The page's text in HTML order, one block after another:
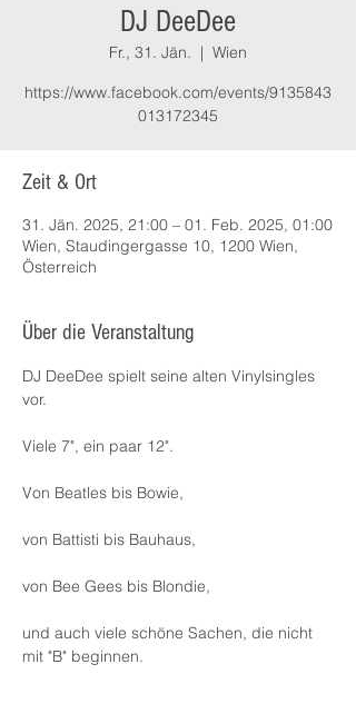
DJ DeeDee
Fr., 31. Jän.
  |
Wien
https://www.facebook.com/events/9135843
013172345
Zeit & Ort
31. Jän. 2025, 21:00 – 01. Feb. 2025, 01:00
Wien, Staudingergasse 10, 1200 Wien,
Österreich
Über die Veranstaltung
DJ DeeDee spielt seine alten Vinylsingles
vor.
Viele 7", ein paar 12".
Von Beatles bis Bowie,
von Battisti bis Bauhaus,
von Bee Gees bis Blondie,
und auch viele schöne Sachen, die nicht
mit "B" beginnen.